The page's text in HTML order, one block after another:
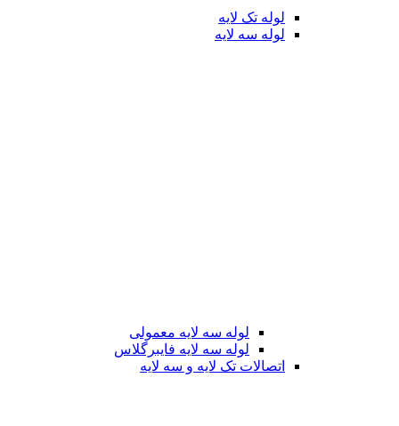
لوله تک لایه
لوله سه لایه
لوله سه لایه معمولی
لوله سه لایه فایبرگلاس
اتصالات تک لایه و سه لایه